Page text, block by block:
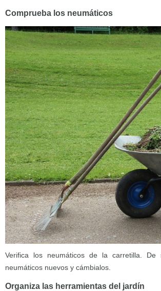
Comprueba los neumáticos
Verifica los neumáticos de la carretilla.
neumáticos nuevos y cámbialos.
Organiza las herramientas del jardín